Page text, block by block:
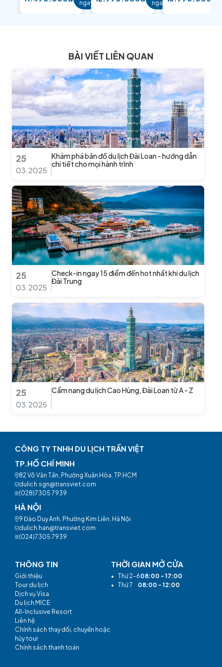
ngay
ngay
BÀI VIẾT LIÊN QUAN
25
03.2025
Khám phá bản đồ du lịch Đài Loan - hướng dẫn
chi tiết cho mọi hành trình
25
03.2025
Check-in ngay 15 điểm đến hot nhất khi du lịch
Đài Trung
25
03.2025
Cẩm nang du lịch Cao Hùng, Đài Loan từ A - Z
CÔNG TY TNHH DU LỊCH TRẦN VIỆT
TP.HỒ CHÍ MINH
82 Võ Văn Tần, Phường Xuân Hòa, TP.HCM
dulich.sgn@transviet.com
(028)7305 7939
HÀ NỘI
9 Đào Duy Anh, Phường Kim Liên, Hà Nội
dulich.han@transviet.com
(024)7305 7939
THÔNG TIN
Giới thiệu
Tour du lịch
Dịch vụ Visa
Du lịch MICE
All-Inclusive Resort
Liên hệ
Chính sách thay đổi, chuyển hoặc
hủy tour
Chính sách thanh toán
THỜI GIAN MỞ CỬA
• Thứ 2-608:00 - 17:00
• Thứ 7 08:00 - 12:00